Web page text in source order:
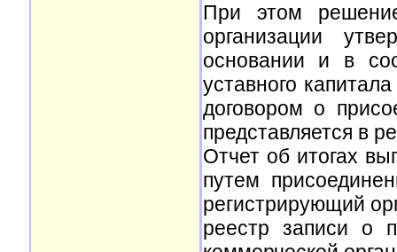
При этом
организации
основании и в
уставного
договором о
представляется в
Отчет об итогах
путем
регистрирующий
реестр записи о